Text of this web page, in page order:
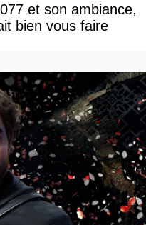
et son ambiance,
bien vous faire